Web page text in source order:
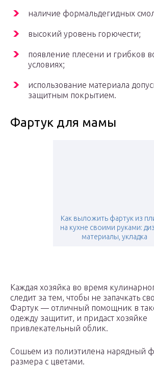
наличие формальдегидных
высокий уровень горючести;
появление плесени и грибков
условиях;
использование материала
защитным покрытием.
Фартук для мамы
Как выложить фартук из
на кухне своими руками:
материалы, укладка
Каждая хозяйка во время
следит за тем, чтобы не запачкать
Фартук — отличный помощник в
одежду защитит, и придаст хозяйке
привлекательный облик.
Сошьем из полиэтилена нарядный
размера с цветами.